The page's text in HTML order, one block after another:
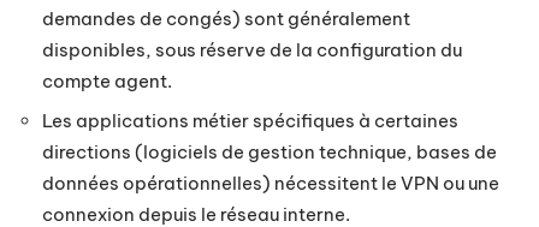
demandes de congés) sont généralement
disponibles, sous réserve de la configuration du
compte agent.
Les applications métier spécifiques à certaines
directions (logiciels de gestion technique, bases de
données opérationnelles) nécessitent le VPN ou une
connexion depuis le réseau interne.